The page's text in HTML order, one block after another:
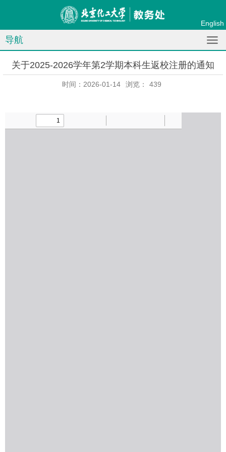
English
导航
关于2025-2026学年第2学期本科生返校注册的通知
时间：2026-01-14 浏览： 439